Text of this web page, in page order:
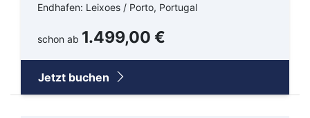
Mittelamerika
Weltreise
Indischer Ozean
Endhafen: Leixoes / Porto, Portugal
schon ab 1.499,00 €
Jetzt buchen